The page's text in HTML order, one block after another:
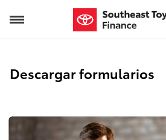
Descargar formularios
Descargar formularios